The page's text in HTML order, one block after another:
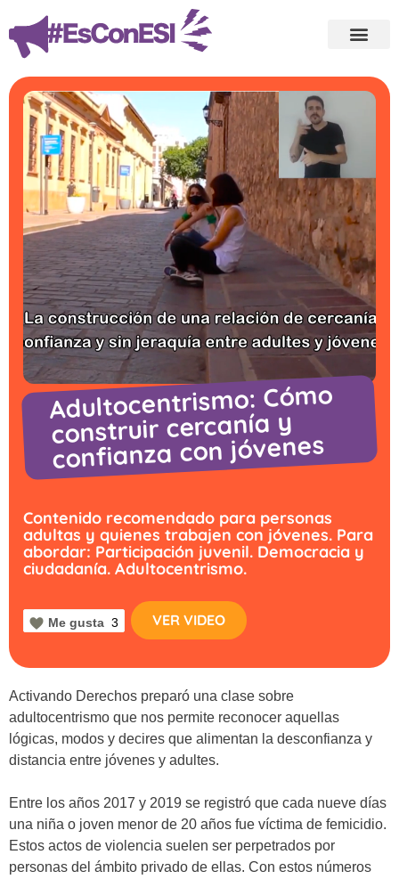
Adultocentrismo: Cómo
construir cercanía y
confianza con jóvenes
Contenido recomendado para personas
adultas y quienes trabajen con jóvenes. Para
abordar: Participación juvenil. Democracia y
ciudadanía. Adultocentrismo.
Me gusta 3 VER VIDEO
Activando Derechos preparó una clase sobre
adultocentrismo que nos permite reconocer aquellas
lógicas, modos y decires que alimentan la desconfianza y
distancia entre jóvenes y adultes.
Entre los años 2017 y 2019 se registró que cada nueve días
una niña o joven menor de 20 años fue víctima de femicidio.
Estos actos de violencia suelen ser perpetrados por
personas del ámbito privado de ellas. Con estos números